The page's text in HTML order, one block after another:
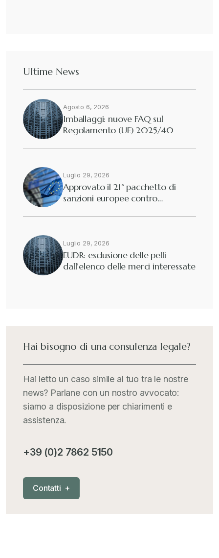
Ultime News
Agosto 6, 2026
Imballaggi: nuove FAQ sul
Regolamento (UE) 2025/40
Luglio 29, 2026
Approvato il 21° pacchetto di
sanzioni europee contro…
Luglio 29, 2026
EUDR: esclusione delle pelli
dall’elenco delle merci interessate
Hai bisogno di una consulenza legale?
Hai letto un caso simile al tuo tra le nostre
news? Parlane con un nostro avvocato:
siamo a disposizione per chiarimenti e
assistenza.
+39 (0)2 7862 5150
Contatti +